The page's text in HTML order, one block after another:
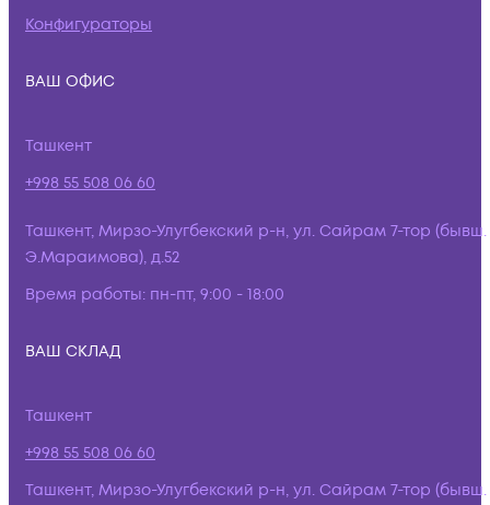
Конфигураторы
ВАШ ОФИС
Ташкент
+998 55 508 06 60
Ташкент, Мирзо-Улугбекский р-н, ул. Сайрам 7-тор (бывш.
Э.Мараимова), д.52
Время работы: пн-пт, 9:00 - 18:00
ВАШ СКЛАД
Ташкент
+998 55 508 06 60
Ташкент, Мирзо-Улугбекский р-н, ул. Сайрам 7-тор (бывш.